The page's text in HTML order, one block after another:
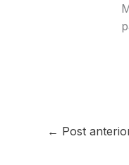
← Post